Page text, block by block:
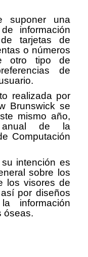
suponer una
información
tarjetas de
o números
otro tipo de
de
realizada por
Brunswick se
mismo año,
anual de la
Computación
intención es
sobre los
los visores de
por diseños
información
óseas.